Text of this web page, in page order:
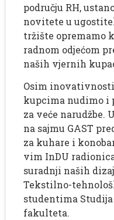
području RH,
novitete u
tržište opremamo
radnom odjećom
naših vjernih
Osim
kupcima nudimo i
za veće narudžbe.
na sajmu GAST
za kuhare i
vim InDU
suradnji naših
Tekstilno-
studentima
fakulteta.